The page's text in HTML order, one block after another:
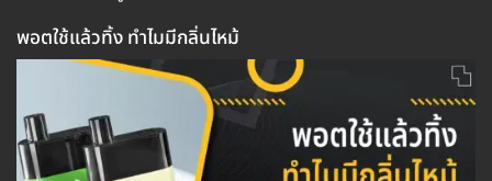
พอตใช้แล้วทิ้ง ทำไมมีกลิ่นไหม้